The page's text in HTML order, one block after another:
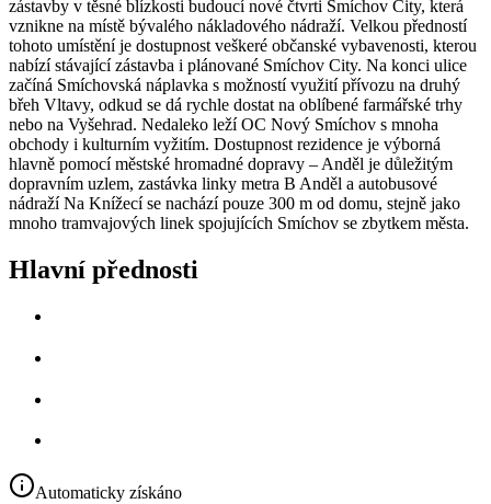
zástavby v těsné blízkosti budoucí nové čtvrti Smíchov City, která
vznikne na místě bývalého nákladového nádraží. Velkou předností
tohoto umístění je dostupnost veškeré občanské vybavenosti, kterou
nabízí stávající zástavba i plánované Smíchov City. Na konci ulice
začíná Smíchovská náplavka s možností využití přívozu na druhý
břeh Vltavy, odkud se dá rychle dostat na oblíbené farmářské trhy
nebo na Vyšehrad. Nedaleko leží OC Nový Smíchov s mnoha
obchody i kulturním vyžitím. Dostupnost rezidence je výborná
hlavně pomocí městské hromadné dopravy – Anděl je důležitým
dopravním uzlem, zastávka linky metra B Anděl a autobusové
nádraží Na Knížecí se nachází pouze 300 m od domu, stejně jako
mnoho tramvajových linek spojujících Smíchov se zbytkem města.
Hlavní přednosti
Automaticky získáno